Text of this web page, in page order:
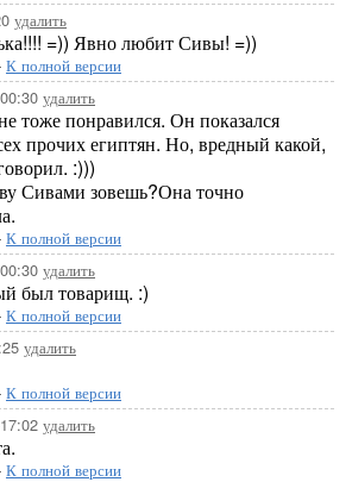
удалить
=)) Явно любит Сивы! =))
К полной версии
удалить
тоже понравился. Он показался
прочих египтян. Но, вредный какой,
:)))
Сивами зовешь?Она точно
К полной версии
удалить
был товарищ. :)
К полной версии
удалить
К полной версии
удалить
К полной версии